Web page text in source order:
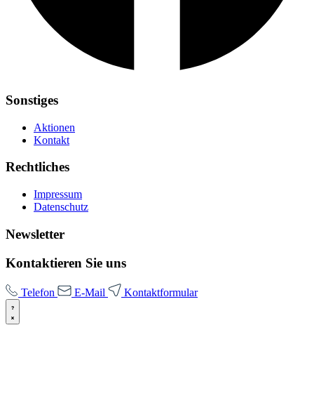
Sonstiges
Aktionen
Kontakt
Rechtliches
Impressum
Datenschutz
Newsletter
Kontaktieren Sie uns
Telefon E-Mail Kontaktformular